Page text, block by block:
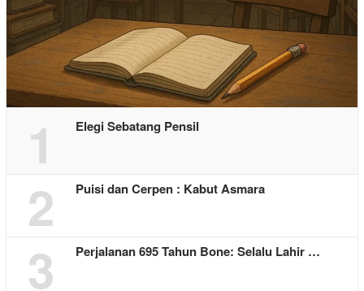
1 Elegi Sebatang Pensil
2 Puisi dan Cerpen : Kabut Asmara
3 Perjalanan 695 Tahun Bone: Selalu Lahir …